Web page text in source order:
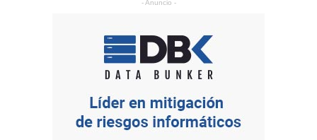
- Anuncio -